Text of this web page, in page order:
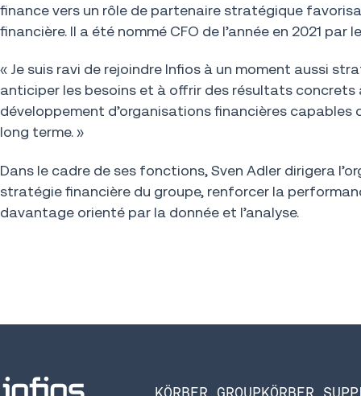
finance vers un rôle de partenaire stratégique
financière. Il a été nommé CFO de l’année en 2021 par
« Je suis ravi de rejoindre Infios à un moment aussi
anticiper les besoins et à offrir des résultats
développement d’organisations financières
long terme. »
Dans le cadre de ses fonctions, Sven Adler dirigera
stratégie financière du groupe, renforcer la
davantage orienté par la donnée et l’analyse.
KÖRBER GROUPKÖRBER